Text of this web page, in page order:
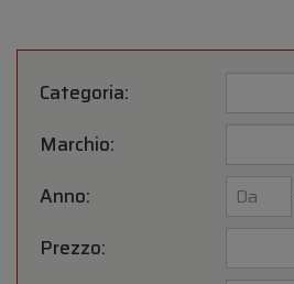
Categoria:
Marchio:
Anno:
Prezzo: